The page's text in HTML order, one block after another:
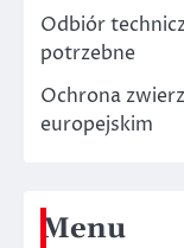
Odbiór
potrzebne
Ochrona
europejskim
Menu